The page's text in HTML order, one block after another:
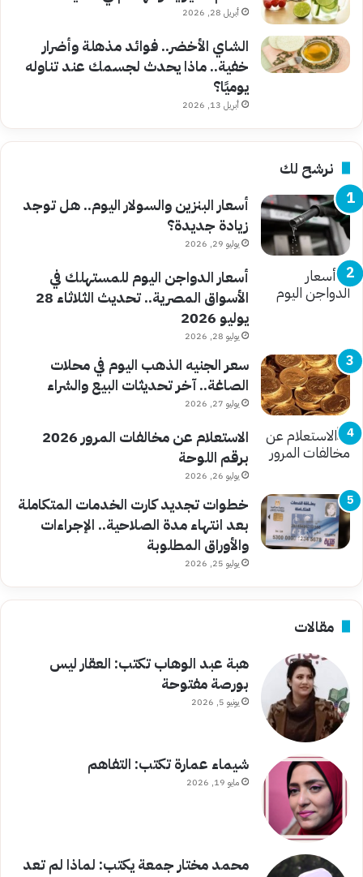
أبريل 28, 2026
الشاي الأخضر.. فوائد مذهلة وأضرار
خفية.. ماذا يحدث لجسمك عند تناوله
يوميًا؟
أبريل 13, 2026
نرشح لك
أسعار البنزين والسولار اليوم.. هل توجد
زيادة جديدة؟
يوليو 29, 2026
أسعار الدواجن اليوم للمستهلك في
الأسواق المصرية.. تحديث الثلاثاء 28
يوليو 2026
يوليو 28, 2026
سعر الجنيه الذهب اليوم في محلات
الصاغة.. آخر تحديثات البيع والشراء
يوليو 27, 2026
الاستعلام عن مخالفات المرور 2026
برقم اللوحة
يوليو 26, 2026
خطوات تجديد كارت الخدمات المتكاملة
بعد انتهاء مدة الصلاحية.. الإجراءات
والأوراق المطلوبة
يوليو 25, 2026
مقالات
هبة عبد الوهاب تكتب: العقار ليس
بورصة مفتوحة
يونيو 5, 2026
شيماء عمارة تكتب: التفاهم
مايو 19, 2026
محمد مختار جمعة يكتب: لماذا لم تعد